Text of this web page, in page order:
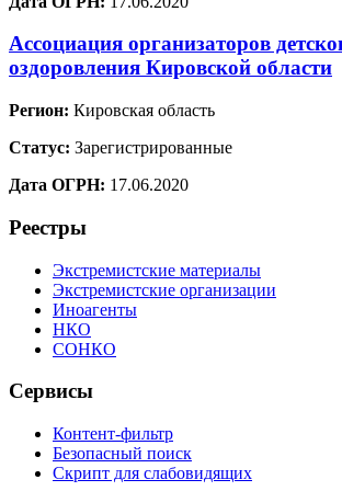
Ассоциация организаторов
оздоровления Кировской области
Регион: Кировская область
Статус: Зарегистрированные
Дата ОГРН: 17.06.2020
Реестры
Экстремистские материалы
Экстремистские организации
Иноагенты
НКО
СОНКО
Сервисы
Контент-фильтр
Безопасный поиск
Скрипт для слабовидящих